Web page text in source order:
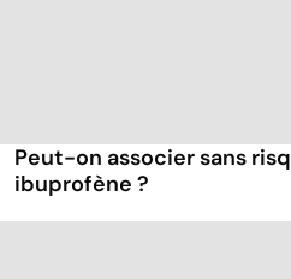
Peut-on associer sans
ibuprofène ?